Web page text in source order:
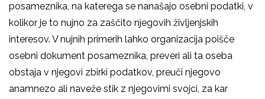
posameznika, na katerega se nanašajo osebni podatki, v
kolikor je to nujno za zaščito njegovih življenjskih
interesov. V nujnih primerih lahko organizacija poišče
osebni dokument posameznika, preveri ali ta oseba
obstaja v njegovi zbirki podatkov, preuči njegovo
anamnezo ali naveže stik z njegovimi svojci, za kar